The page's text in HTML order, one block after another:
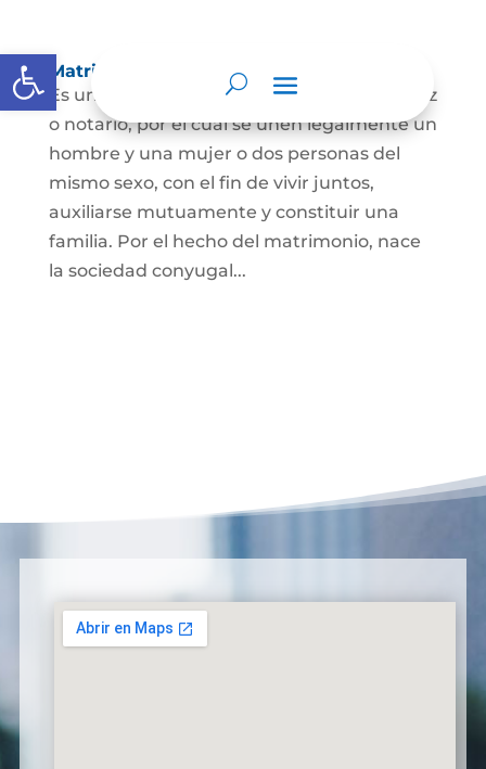
Abrir barra de herramientas
Matrimonio Civil
Es un contrato solemne celebrado ante juez
o notario, por el cual se unen legalmente un
hombre y una mujer o dos personas del
mismo sexo, con el fin de vivir juntos,
auxiliarse mutuamente y constituir una
familia. Por el hecho del matrimonio, nace
la sociedad conyugal...